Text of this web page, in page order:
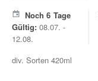
Noch 6 Tage
Gültig: 08.07. -
12.08.
div. Sorten 420ml